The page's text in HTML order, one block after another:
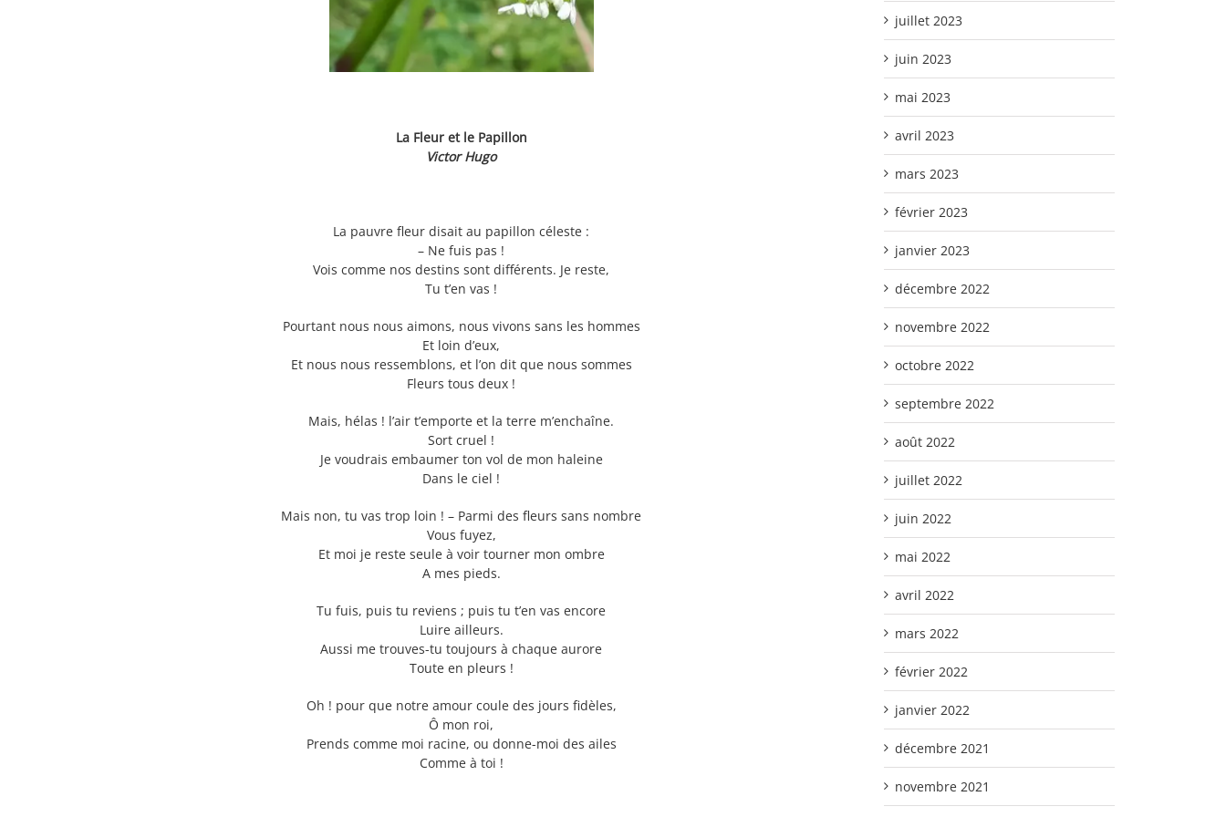
La Fleur et le Papillon
Victor Hugo
La pauvre fleur disait au papillon céleste :
– Ne fuis pas !
Vois comme nos destins sont différents. Je reste,
Tu t’en vas !
Pourtant nous nous aimons, nous vivons sans les hommes
Et loin d’eux,
Et nous nous ressemblons, et l’on dit que nous sommes
Fleurs tous deux !
Mais, hélas ! l’air t’emporte et la terre m’enchaîne.
Sort cruel !
Je voudrais embaumer ton vol de mon haleine
Dans le ciel !
Mais non, tu vas trop loin ! – Parmi des fleurs sans nombre
Vous fuyez,
Et moi je reste seule à voir tourner mon ombre
A mes pieds.
Tu fuis, puis tu reviens ; puis tu t’en vas encore
Luire ailleurs.
Aussi me trouves-tu toujours à chaque aurore
Toute en pleurs !
Oh ! pour que notre amour coule des jours fidèles,
Ô mon roi,
Prends comme moi racine, ou donne-moi des ailes
Comme à toi !
juillet 2023
juin 2023
mai 2023
avril 2023
mars 2023
février 2023
janvier 2023
décembre 2022
novembre 2022
octobre 2022
septembre 2022
août 2022
juillet 2022
juin 2022
mai 2022
avril 2022
mars 2022
février 2022
janvier 2022
décembre 2021
novembre 2021